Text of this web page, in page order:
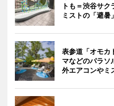
トも＝渋谷サ
ミストの「避暑
表参道「オモカ
マなどのパラソ
外エアコンやミ